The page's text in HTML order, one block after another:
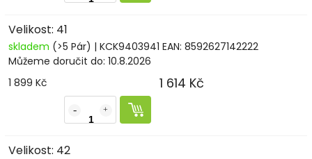
Velikost: 41
skladem (>5 Pár) | KCK9403941 EAN: 8592627142222
Můžeme doručit do: 10.8.2026
1 899 Kč
1 614 Kč
Velikost: 42